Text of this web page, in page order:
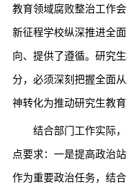
教育领域腐败整治工作
新征程学校纵深推进全
向、提供了遵循。研究
分，必须深刻把握全面
神转化为推动研究生教
结合部门工作实际
点要求：一是提高政治
作为重要政治任务，结